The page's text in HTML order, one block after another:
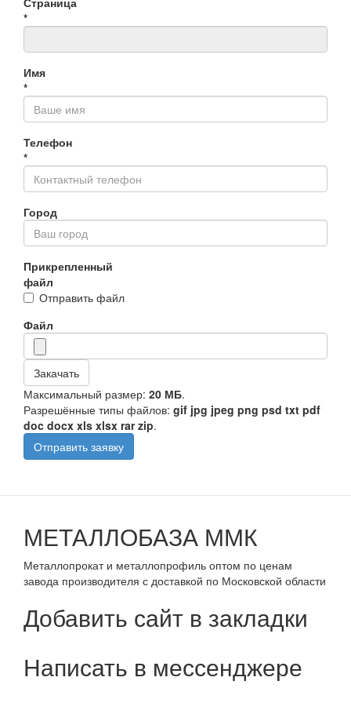
*
Имя
*
Телефон
*
Город
Прикрепленный
файл
Отправить файл
Файл
Закачать
Максимальный размер: 20 МБ.
Разрешённые типы файлов: gif jpg jpeg png psd txt pdf
doc docx xls xlsx rar zip.
Отправить заявку
МЕТАЛЛОБАЗА ММК
Металлопрокат и металлопрофиль оптом по ценам
завода производителя с доставкой по Московской области
Добавить сайт в закладки
Написать в мессенджере